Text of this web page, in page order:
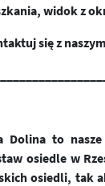
widok z
się z
Dolina to
osiedle w
osiedli, tak